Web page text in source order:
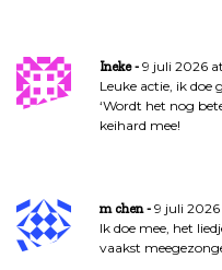
Ineke
9 juli 2026
Leuke actie, ik doe
‘Wordt het nog
keihard mee!
m chen
9 juli
Ik doe mee, het
vaakst